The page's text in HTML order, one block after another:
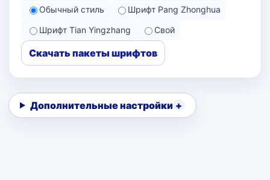
Обычный стиль
Шрифт Pang Zhonghua
Шрифт Tian Yingzhang
Свой
Скачать пакеты шрифтов
Дополнительные настройки